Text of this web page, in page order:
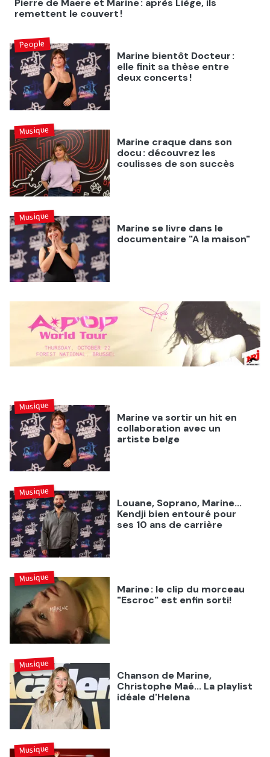
Pierre de Maere et Marine : après Liège, ils
remettent le couvert !
Marine bientôt Docteur :
elle finit sa thèse entre
deux concerts !
People
Marine craque dans son
docu : découvrez les
coulisses de son succès
Musique
Marine se livre dans le
documentaire "A la maison"
Musique
Marine va sortir un hit en
collaboration avec un
artiste belge
Musique
Louane, Soprano, Marine...
Kendji bien entouré pour
ses 10 ans de carrière
Musique
Marine : le clip du morceau
"Escroc" est enfin sorti!
Musique
Chanson de Marine,
Christophe Maé... La playlist
idéale d'Helena
Musique
Musique